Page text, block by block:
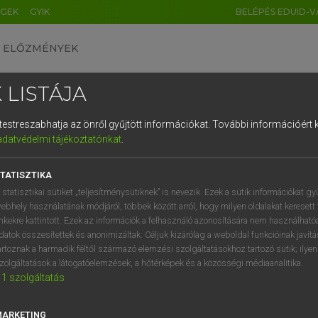
GYIK BELÉPÉS EDUID-
ELŐZMÉNYEK
szótár
VAN ELŐFIZETÉSED?
megtekintéséhez.
LISTÁJA
az önről gyűjtött információkat. További információért
tájékoztatónkat.
statisztikai sütiket „teljesítménysütiknek” is nevezik. Ezek a sütik információkat
használatának módjáról, többek között arról, hogy milyen oldalakat keresett
kattintott. Ezek az információk a felhasználó azonosítására nem
összesítettek és anonimizáltak. Céljuk kizárólag a weboldal funkcióinak
a harmadik féltől származó elemzési szolgáltatásokhoz tartozó sütik;
a látogatóelemzések, a hőtérképek és a közösségi médiaanalitika.
1 szolgáltatás
DE CN FR ES IT NL
1 2 3 4 5 6 7 8 9
q w e r t z u i
a s d f g h j k l é
í y x c v b n m , .